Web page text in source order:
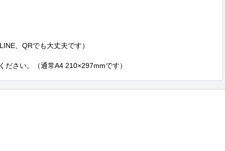
、QRでも大丈夫です）
さい。（通常A4 210×297mmです）